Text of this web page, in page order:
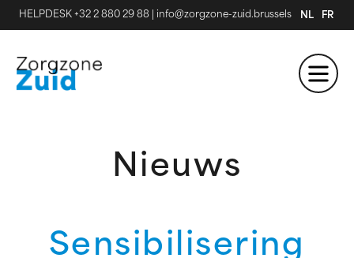
HELPDESK +32 2 880 29 88 info@zorgzone-zuid.brussels NL FR
Nieuws
Sensibilisering